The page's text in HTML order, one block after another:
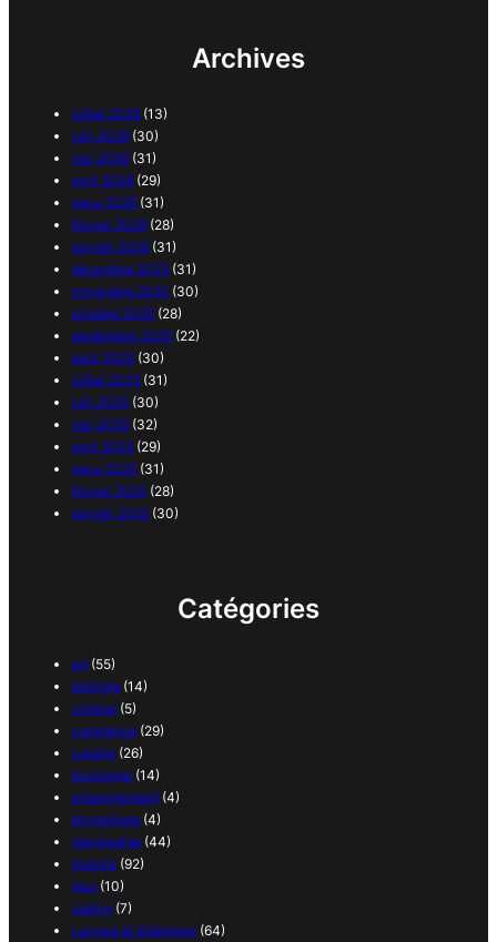
Archives
juillet 2026 (13)
juin 2026 (30)
mai 2026 (31)
avril 2026 (29)
mars 2026 (31)
février 2026 (28)
janvier 2026 (31)
décembre 2025 (31)
novembre 2025 (30)
octobre 2025 (28)
septembre 2025 (22)
août 2025 (30)
juillet 2025 (31)
juin 2025 (30)
mai 2025 (32)
avril 2025 (29)
mars 2025 (31)
février 2025 (28)
janvier 2025 (30)
Catégories
art (55)
biologie (14)
cinéma (5)
commerce (29)
cuisine (26)
économie (14)
enseignement (4)
étymologie (4)
géographie (44)
histoire (92)
jeux (10)
justice (7)
Langue et littérature (64)